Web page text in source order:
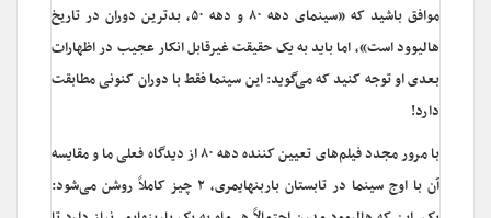
موافق باشید که «سینمای دهه ۸۰ و دهه ۵۰، بدترین دوران در تاریخ
هالیوود است»، اما باید به یک حقیقت غیرقابل انکار عجیب در اظهارات
بعدی او توجه کنید که می‌گوید: این سینما فقط با دوران کنونی مطابقت
دارد!
با مرور مجدد فیلم‌های تعیین کننده دهه ۸۰ از دیدگاه فعلی ما و مقایسه
آن با اوج سینما در تابستان باربنهایمری، ۲ چیز کاملاً روشن می‌شود: